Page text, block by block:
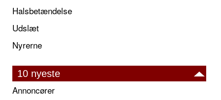
Halsbetændelse
Udslæt
Nyrerne
10 nyeste
Annoncører